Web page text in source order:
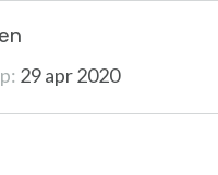
29 apr 2020